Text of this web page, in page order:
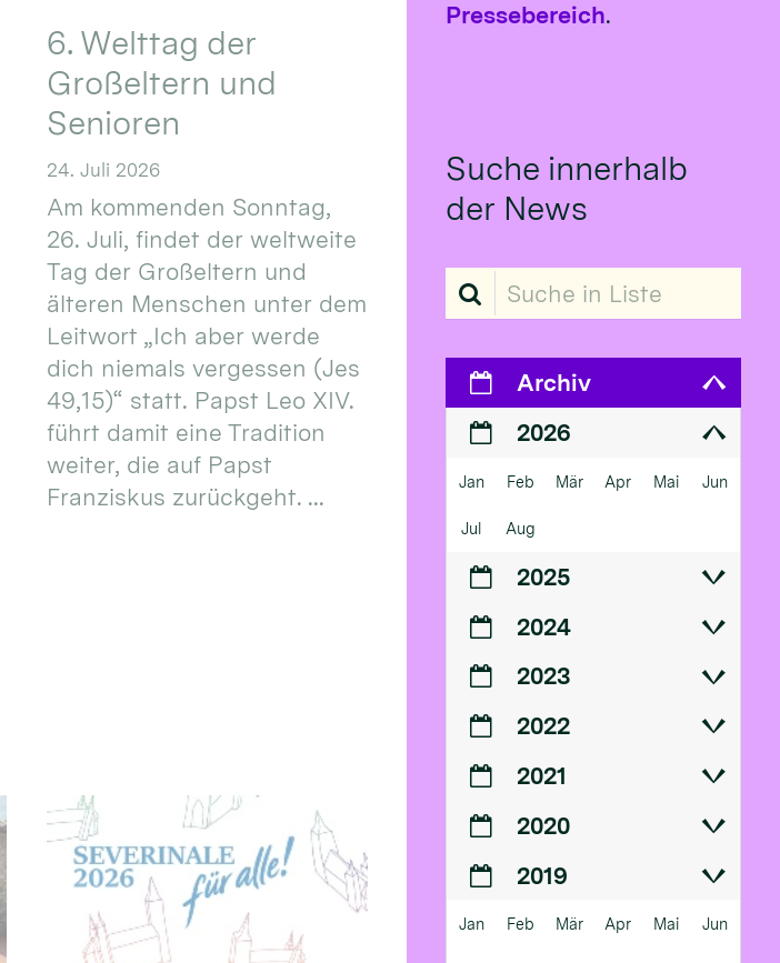
6. Welttag der
Großeltern und
Senioren
24. Juli 2026
Am kommenden Sonntag,
26. Juli, findet der weltweite
Tag der Großeltern und
älteren Menschen unter dem
Leitwort „Ich aber werde
dich niemals vergessen (Jes
49,15)“ statt. Papst Leo XIV.
führt damit eine Tradition
weiter, die auf Papst
Franziskus zurückgeht. ...
Pressebereich.
Suche innerhalb
der News
Suche in Liste
Archiv
2026
Jan Feb Mär Apr Mai Jun
Jul Aug
2025
2024
2023
2022
2021
2020
2019
Jan Feb Mär Apr Mai Jun